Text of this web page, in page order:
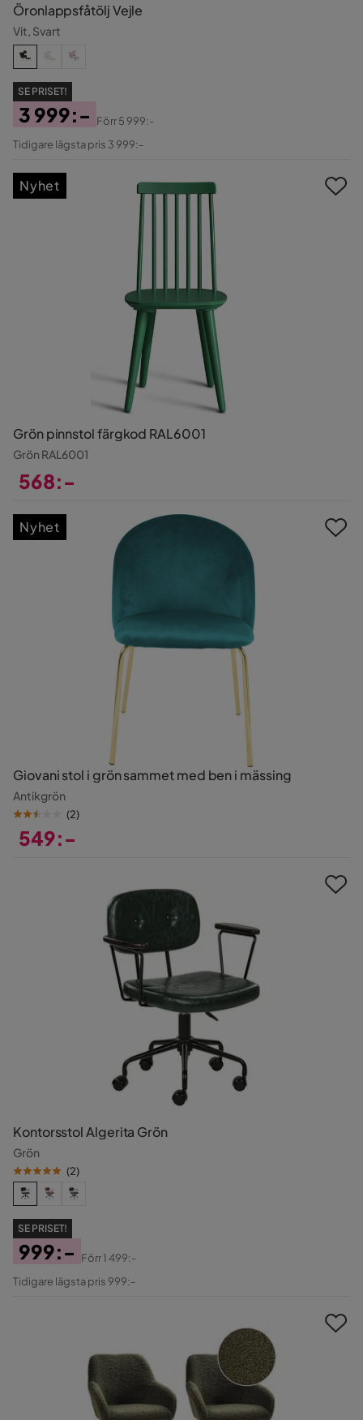
Öronlappsfåtölj Vejle
Vit, Svart
SE PRISET!
Pris
3 999:-
Original
Förr5 999:-
Tidigare lägsta pris 3 999:-
Grön pinnstol färgkod RAL6001
Grön RAL6001
568:-
Nyhet
Giovani stol i grön sammet med ben i mässing
Antikgrön
(2)
549:-
Nyhet
Kontorsstol Algerita Grön
Grön
(2)
SE PRISET!
Pris
999:-
Original
Förr1 499:-
Tidigare lägsta pris 999:-